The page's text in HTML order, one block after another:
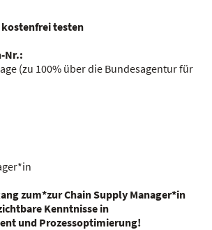
kostenfrei testen
Nr.:
(zu 100% über die Bundesagentur für
zum*zur Chain Supply Manager*in
Kenntnisse in
und Prozessoptimierung!